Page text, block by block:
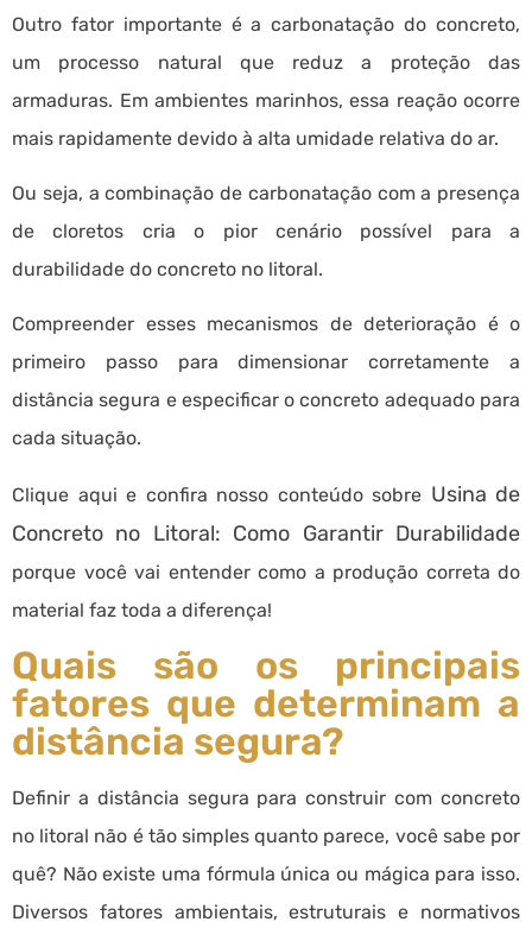
Outro fator importante é a carbonatação do concreto,
um processo natural que reduz a proteção das
armaduras. Em ambientes marinhos, essa reação ocorre
mais rapidamente devido à alta umidade relativa do ar.
Ou seja, a combinação de carbonatação com a presença
de cloretos cria o pior cenário possível para a
durabilidade do concreto no litoral.
Compreender esses mecanismos de deterioração é o
primeiro passo para dimensionar corretamente a
distância segura e especificar o concreto adequado para
cada situação.
Clique aqui e confira nosso conteúdo sobre Usina de
Concreto no Litoral: Como Garantir Durabilidade
porque você vai entender como a produção correta do
material faz toda a diferença!
Quais são os principais
fatores que determinam a
distância segura?
Definir a distância segura para construir com concreto
no litoral não é tão simples quanto parece, você sabe por
quê? Não existe uma fórmula única ou mágica para isso.
Diversos fatores ambientais, estruturais e normativos